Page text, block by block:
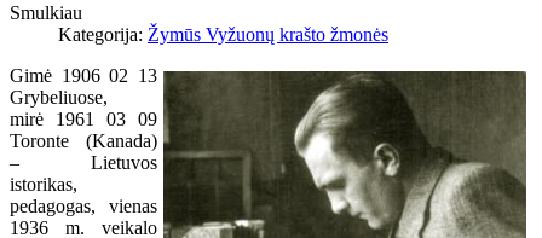
Smulkiau
Kategorija: Žymūs Vyžuonų krašto žmonės
Gimė 1906 02 13
Grybeliuose,
mirė 1961 03 09
Toronte (Kanada)
– Lietuvos
istorikas,
pedagogas, vienas
1936 m. veikalo